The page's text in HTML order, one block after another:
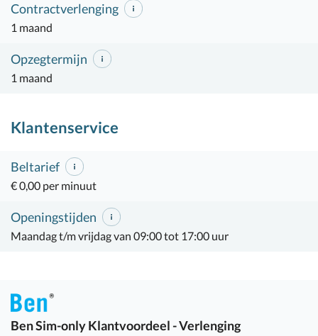
Contractverlenging
1 maand
Opzegtermijn
1 maand
Klantenservice
Beltarief
€ 0,00 per minuut
Openingstijden
Maandag t/m vrijdag van 09:00 tot 17:00 uur
BenSim-only Klantvoordeel - Verlenging